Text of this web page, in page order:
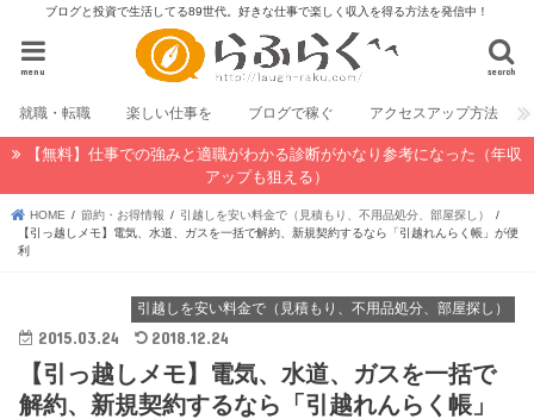
ブログと投資で生活してる89世代。好きな仕事で楽しく収入を得る方法を発信中！
search
menu
就職・転職 楽しい仕事を ブログで稼ぐ アクセスアップ方法
【無料】仕事での強みと適職がわかる診断がかなり参考になった（年収
アップも狙える）
HOME 節約・お得情報
引越しを安い料金で（見積もり、不用品処分、部屋探し）
【引っ越しメモ】電気、水道、ガスを一括で解約、新規契約するなら「引越れんらく帳」が便
利
引越しを安い料金で（見積もり、不用品処分、部屋探し）
2015.03.24 2018.12.24
【引っ越しメモ】電気、水道、ガスを一括で
解約、新規契約するなら「引越れんらく帳」